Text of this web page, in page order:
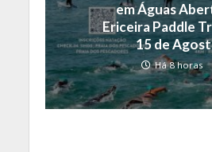
em Águas
Ericeira Paddle
15 de
Há 8 horas